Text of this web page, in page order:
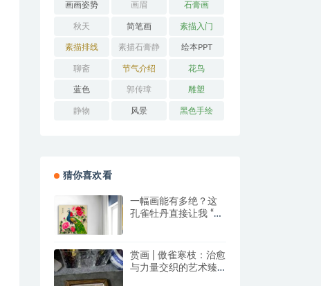
画画姿势 画眉 石膏画
秋天 简笔画 素描入门
素描排线 素描石膏静
物
绘本PPT
聊斋 节气介绍 花鸟
蓝色 郭传璋 雕塑
静物 风景 黑色手绘
猜你喜欢看
一幅画能有多绝？这
孔雀牡丹直接让我 “哇
赏画 | 傲雀寒枝：治愈
与力量交织的艺术臻